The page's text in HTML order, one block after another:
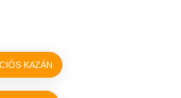
KAZÁN